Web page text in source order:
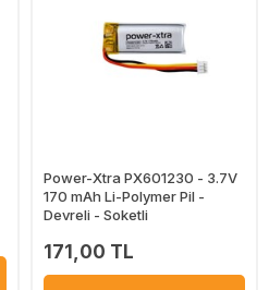
Power-Xtra PX601230 - 3.7V
170 mAh Li-Polymer Pil -
Devreli - Soketli
171,00 TL